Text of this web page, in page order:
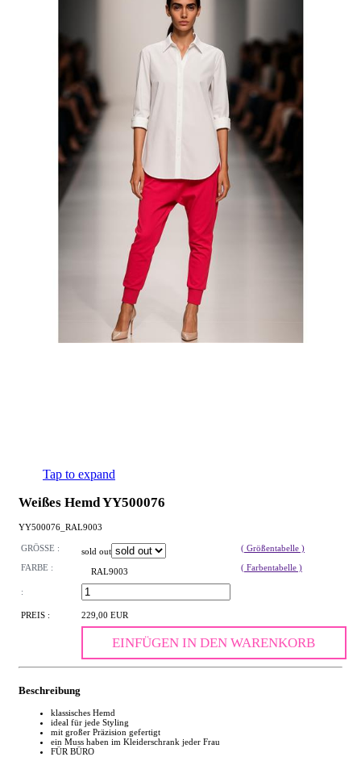
Tap to expand
Weißes Hemd YY500076
YY500076_RAL9003
GRÖSSE : sold out
( Größentabelle )
FARBE :
RAL9003 ( Farbentabelle )
:
PREIS : 229,00 EUR
EINFÜGEN IN DEN WARENKORB
Beschreibung
klassisches Hemd
ideal für jede Styling
mit großer Präzision gefertigt
ein Muss haben im Kleiderschrank jeder Frau
FÜR BÜRO